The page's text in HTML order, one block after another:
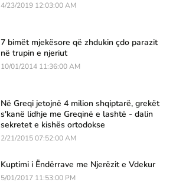
4/23/2019 12:03:00 AM
7 bimët mjekësore që zhdukin çdo parazit
në trupin e njeriut
10/01/2014 11:36:00 AM
Në Greqi jetojnë 4 milion shqiptarë, grekët
s'kanë lidhje me Greqinë e lashtë - dalin
sekretet e kishës ortodokse
2/21/2015 07:52:00 AM
Kuptimi i Ëndërrave me Njerëzit e Vdekur
5/01/2017 11:53:00 PM